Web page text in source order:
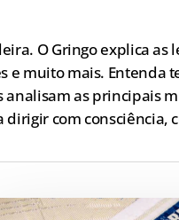
O Gringo explica as
e muito mais.
as principais
com